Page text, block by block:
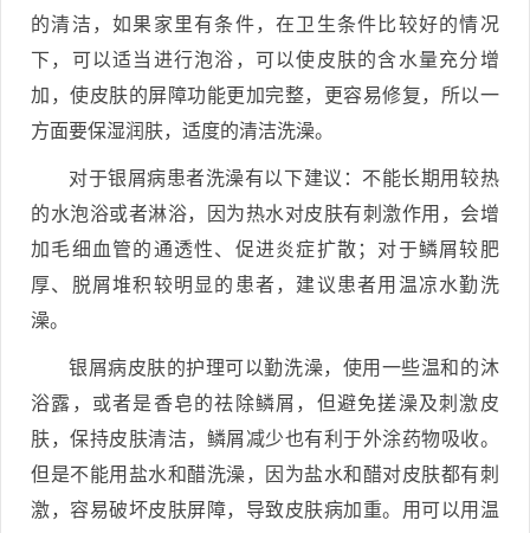
的清洁，如果家里有条件，在卫生条件比较好的情况
下，可以适当进行泡浴，可以使皮肤的含水量充分增
加，使皮肤的屏障功能更加完整，更容易修复，所以一
方面要保湿润肤，适度的清洁洗澡。
对于银屑病患者洗澡有以下建议：不能长期用较热
的水泡浴或者淋浴，因为热水对皮肤有刺激作用，会增
加毛细血管的通透性、促进炎症扩散；对于鳞屑较肥
厚、脱屑堆积较明显的患者，建议患者用温凉水勤洗
澡。
银屑病皮肤的护理可以勤洗澡，使用一些温和的沐
浴露，或者是香皂的祛除鳞屑，但避免搓澡及刺激皮
肤，保持皮肤清洁，鳞屑减少也有利于外涂药物吸收。
但是不能用盐水和醋洗澡，因为盐水和醋对皮肤都有刺
激，容易破坏皮肤屏障，导致皮肤病加重。用可以用温